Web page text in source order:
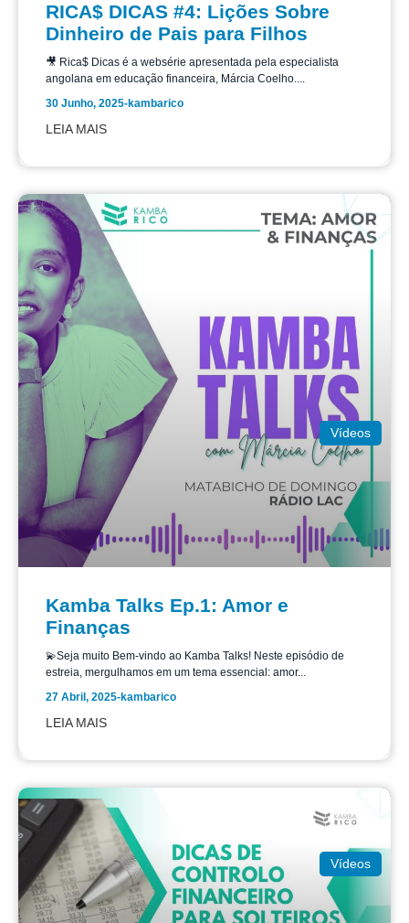
RICA$ DICAS #4: Lições Sobre
Dinheiro de Pais para Filhos
🎥 Rica$ Dicas é a websérie apresentada pela especialista
angolana em educação financeira, Márcia Coelho....
30 Junho, 2025-kambarico
LEIA MAIS
Vídeos
Kamba Talks Ep.1: Amor e
Finanças
💫Seja muito Bem-vindo ao Kamba Talks! Neste episódio de
estreia, mergulhamos em um tema essencial: amor...
27 Abril, 2025-kambarico
LEIA MAIS
Vídeos